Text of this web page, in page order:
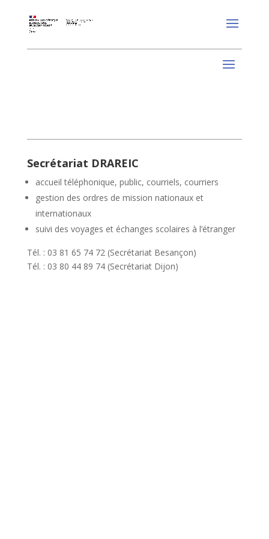
Secrétariat DRAREIC
accueil téléphonique, public, courriels, courriers
gestion des ordres de mission nationaux et
internationaux
suivi des voyages et échanges scolaires à l’étranger
Tél. : 03 81 65 74 72 (Secrétariat Besançon)
Tél. : 03 80 44 89 74 (Secrétariat Dijon)